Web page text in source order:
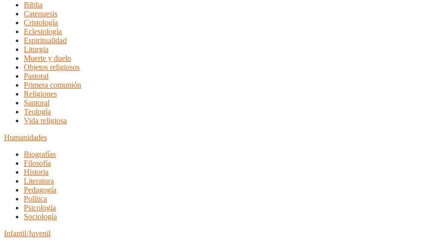
Biblia
Catequesis
Cristología
Eclesiología
Espiritualidad
Liturgia
Muerte y duelo
Objetos religiosos
Pastoral
Primera comunión
Religiones
Santoral
Teología
Vida religiosa
Humanidades
Biografías
Filosofía
Historia
Literatura
Pedagogía
Política
Psicología
Sociología
Infantil/Juvenil